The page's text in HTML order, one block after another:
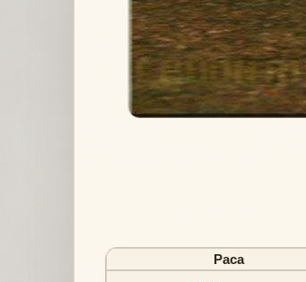
Раса